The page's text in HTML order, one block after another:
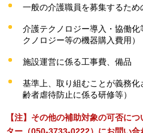
一般の介護職員を募集するため
介護テクノロジー導入・協働
クノロジー等の機器購入費用）
施設運営に係る工事費、備品
基準上、取り組むことが義務
齢者虐待防止に係る研修等）
【注】その他の補助対象の可否に
ター（050-3733-0222）にお問い合